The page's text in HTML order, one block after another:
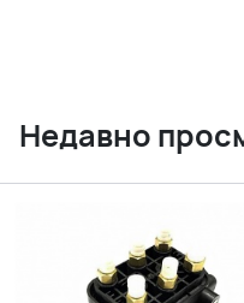
Недавно